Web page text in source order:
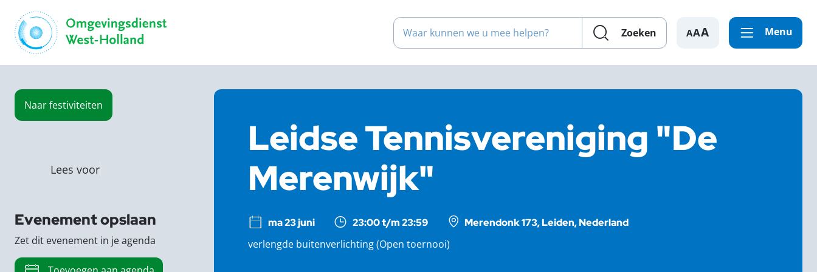
Waar kunnen we u mee helpen?
Zoeken A Menu
Naarfestiviteiten
Leidse Tennisvereniging "De
Merenwijk"
ma 23 juni 23:00 t/m 23:59
Merendonk 173, Leiden, Nederland
verlengde buitenverlichting (Open toernooi)
Lees voor
Evenement opslaan
Zet dit evenement in je agenda